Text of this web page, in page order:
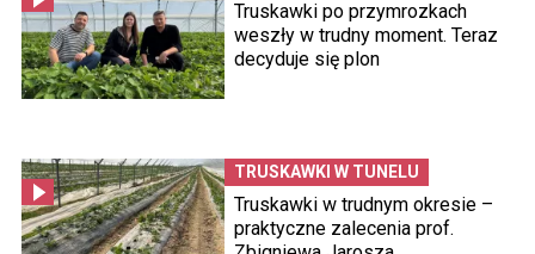
Truskawki po przymrozkach
weszły w trudny moment. Teraz
decyduje się plon
TRUSKAWKI W TUNELU
Truskawki w trudnym okresie –
praktyczne zalecenia prof.